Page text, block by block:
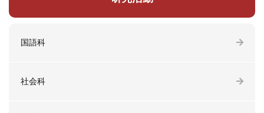
国語科
社会科